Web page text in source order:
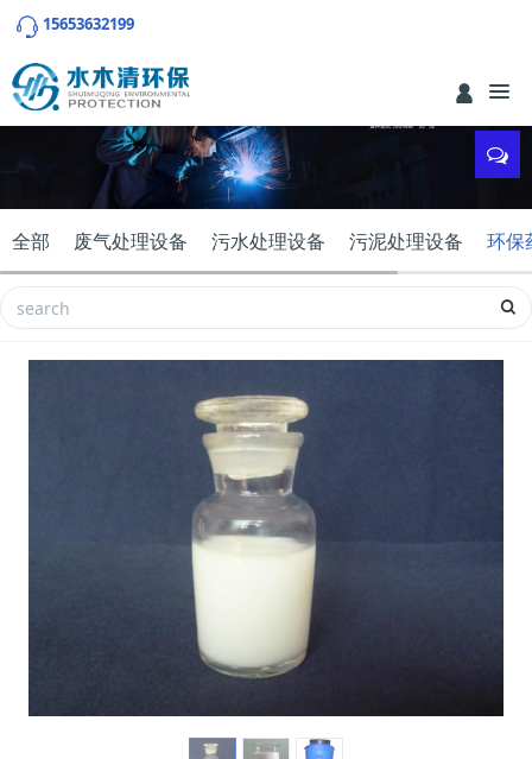
15653632199
全部 废气处理设备 污水处理设备 污泥处理设备 环保